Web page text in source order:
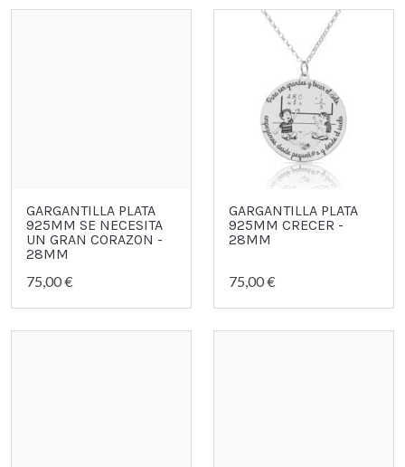
GARGANTILLA PLATA
925MM SE NECESITA
UN GRAN CORAZON -
28MM
75,00 €
GARGANTILLA PLATA
925MM CRECER -
28MM
75,00 €